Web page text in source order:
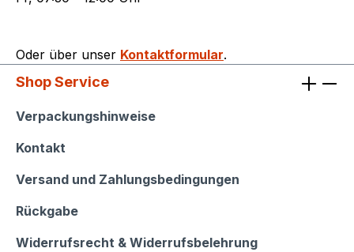
Oder über unser Kontaktformular.
Shop Service
Shop Service
Verpackungshinweise
Kontakt
Versand und Zahlungsbedingungen
Rückgabe
Widerrufsrecht & Widerrufsbelehrung